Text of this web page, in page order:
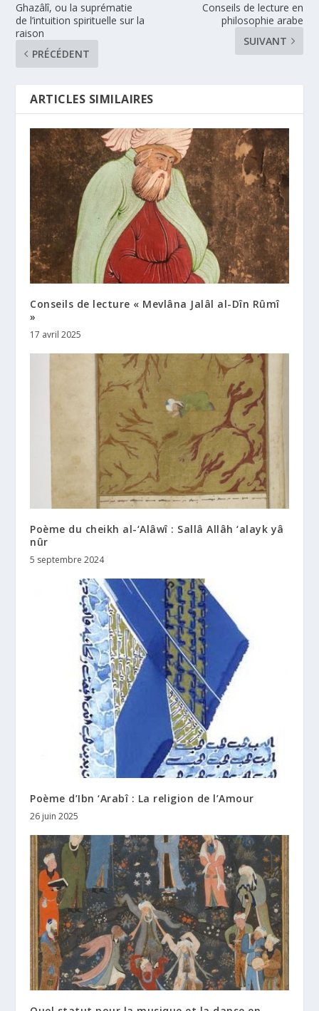
Ghazâlî, ou la suprématie
de l’intuition spirituelle sur la
raison
PRÉCÉDENT
Conseils de lecture en
philosophie arabe
SUIVANT
ARTICLES SIMILAIRES
Conseils de lecture « Mevlâna Jalâl al-Dîn Rûmî
»
17 avril 2025
Poème du cheikh al-‘Alâwî : Sallâ Allâh ‘alayk yâ
nûr
5 septembre 2024
Poème d’Ibn ‘Arabî : La religion de l’Amour
26 juin 2025